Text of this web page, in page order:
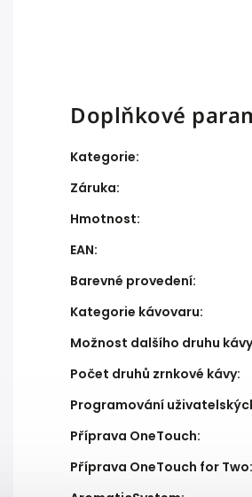
Doplňkové
Kategorie:
Záruka:
Hmotnost:
EAN:
Barevné provedení:
Kategorie kávovaru:
Možnost dalšího druhu
Počet druhů zrnkové kávy:
Programování
Příprava OneTouch:
Příprava OneTouch for Two: